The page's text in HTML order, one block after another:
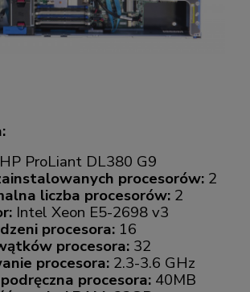
HP ProLiant DL380 G9
procesorów: 2
liczba procesorów: 2
Intel Xeon E5-2698 v3
procesora: 16
procesora: 32
procesora: 2.3-3.6 GHz
procesora: 40MB